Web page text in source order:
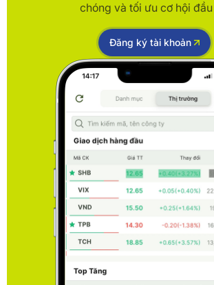
chóng và tối ưu cơ hội
Đăng ký tài khoản